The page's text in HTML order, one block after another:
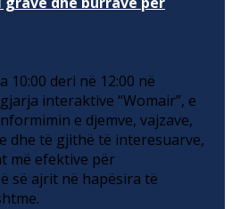
10:00 deri në 12:00 në
interaktive “Womair”, e
e djemve, vajzave,
dhe të gjithë të interesuarve,
më efektive për
së ajrit në hapësira të